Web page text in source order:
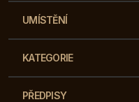
UMÍSTĚNÍ
KATEGORIE
PŘEDPISY